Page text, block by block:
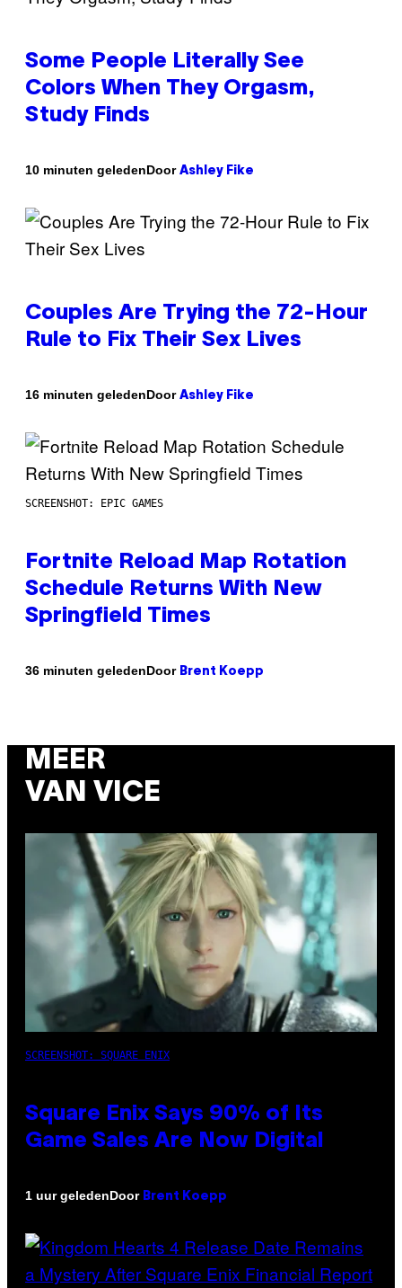
Some People Literally See
Colors When They Orgasm,
Study Finds
10 minuten geledenDoor Ashley Fike
Couples Are Trying the 72-Hour
Rule to Fix Their Sex Lives
16 minuten geledenDoor Ashley Fike
SCREENSHOT: EPIC GAMES
Fortnite Reload Map Rotation
Schedule Returns With New
Springfield Times
36 minuten geledenDoor Brent Koepp
MEER
VAN VICE
SCREENSHOT: SQUARE ENIX
Square Enix Says 90% of Its
Game Sales Are Now Digital
1 uur geledenDoor Brent Koepp